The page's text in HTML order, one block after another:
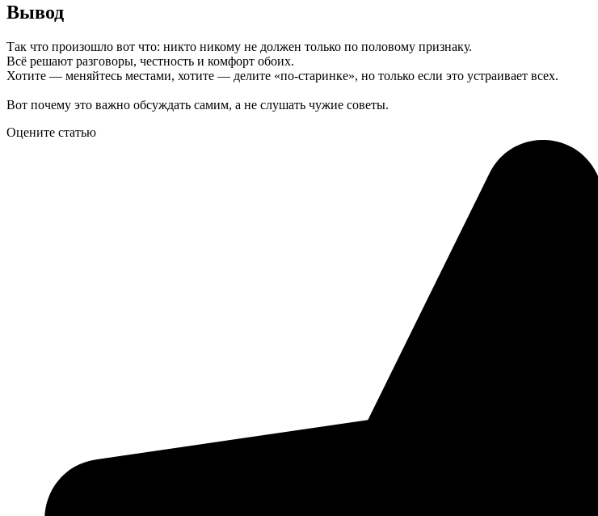
Вывод
Так что произошло вот что: никто никому не должен только по половому признаку.
Всё решают разговоры, честность и комфорт обоих.
Хотите — меняйтесь местами, хотите — делите «по-старинке», но только если это устраивает всех.
Вот почему это важно обсуждать самим, а не слушать чужие советы.
Оцените статью